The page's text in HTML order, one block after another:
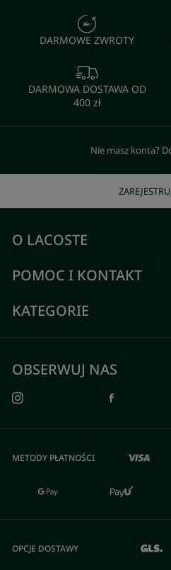
DARMOWE ZWROTY
DARMOWA DOSTAWA OD
400 zł
Nie masz konta?
O LACOSTE
POMOC I KONTAKT
KATEGORIE
OBSERWUJ NAS
METODY PŁATNOŚCI
OPCJE DOSTAWY